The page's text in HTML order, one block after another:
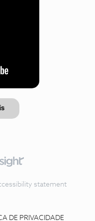
statement
DE PRIVACIDADE